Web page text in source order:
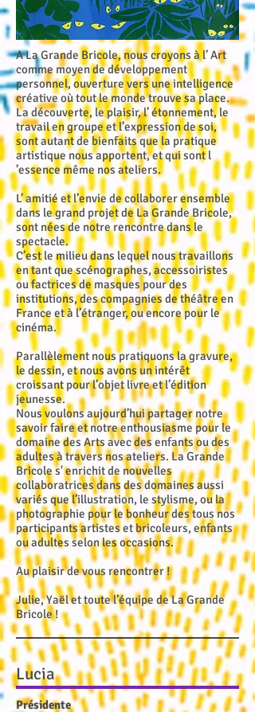
A La Grande Bricole, nous croyons à l’ Art
comme moyen de développement
personnel, ouverture vers une intelligence
créative où tout le monde trouve sa place.
La découverte, le plaisir, l’ étonnement, le
travail en groupe et l’expression de soi,
sont autant de bienfaits que la pratique
artistique nous apportent, et qui sont l
’essence même nos ateliers.
L’ amitié et l’envie de collaborer ensemble
dans le grand projet de La Grande Bricole,
sont nées de notre rencontre dans le
spectacle.
C’est le milieu dans lequel nous travaillons
en tant que scénographes, accessoiristes
ou factrices de masques pour des
institutions, des compagnies de théâtre en
France et à l’étranger, ou encore pour le
cinéma.
Parallèlement nous pratiquons la gravure,
le dessin, et nous avons un intérêt
croissant pour l’objet livre et l’édition
jeunesse.
Nous voulons aujourd’hui partager notre
savoir faire et notre enthousiasme pour le
domaine des Arts avec des enfants ou des
adultes à travers nos ateliers. La Grande
Bricole s' enrichit de nouvelles
collaboratrices dans des domaines aussi
variés que l’illustration, le stylisme, ou la
photographie pour le bonheur des tous nos
participants artistes et bricoleurs, enfants
ou adultes selon les occasions.
Au plaisir de vous rencontrer !
Julie, Yaël et toute l’équipe de La Grande
Bricole !
Lucia
Présidente